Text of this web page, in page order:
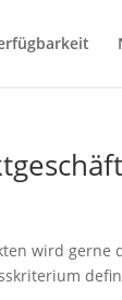
wird gerne